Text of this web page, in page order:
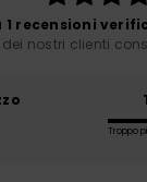
1 recensioni
dei nostri clienti
Troppo